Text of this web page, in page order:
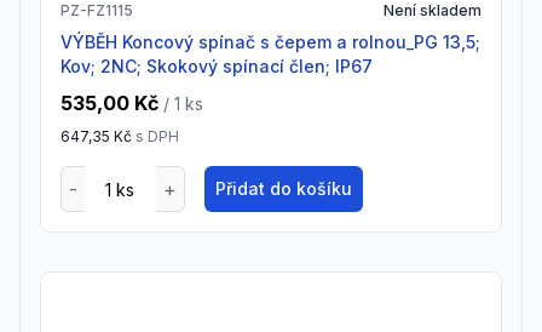
PZ-FZ1115 Není skladem
VÝBĚH Koncový spínač s čepem a rolnou_PG 13,5;
Kov; 2NC; Skokový spínací člen; IP67
535,00 Kč / 1 ks
647,35 Kč s DPH
Přidat do košíku